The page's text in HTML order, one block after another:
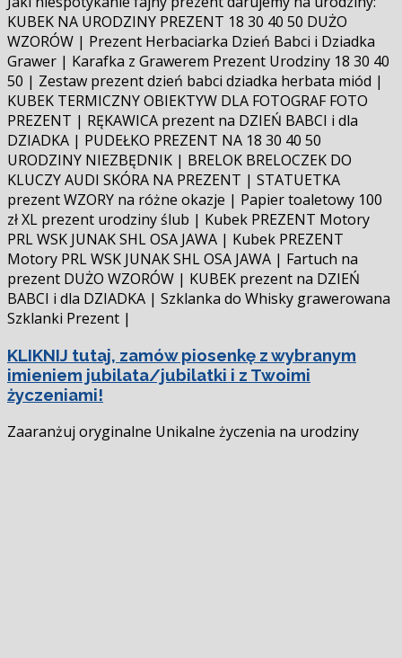
się
KUBEK NA URODZINY PREZENT 18 30 40 50 DUŻO
WZORÓW | Prezent Herbaciarka Dzień Babci i Dziadka
Grawer | Karafka z Grawerem Prezent Urodziny 18 30 40
50 | Zestaw prezent dzień babci dziadka herbata miód |
KUBEK TERMICZNY OBIEKTYW DLA FOTOGRAF FOTO
PREZENT | RĘKAWICA prezent na DZIEŃ BABCI i dla
DZIADKA | PUDEŁKO PREZENT NA 18 30 40 50
URODZINY NIEZBĘDNIK | BRELOK BRELOCZEK DO
KLUCZY AUDI SKÓRA NA PREZENT | STATUETKA
prezent WZORY na różne okazje | Papier toaletowy 100
zł XL prezent urodziny ślub | Kubek PREZENT Motory
PRL WSK JUNAK SHL OSA JAWA | Kubek PREZENT
Motory PRL WSK JUNAK SHL OSA JAWA | Fartuch na
prezent DUŻO WZORÓW | KUBEK prezent na DZIEŃ
BABCI i dla DZIADKA | Szklanka do Whisky grawerowana
Szklanki Prezent |
KLIKNIJ tutaj, zamów piosenkę z wybranym
imieniem jubilata/jubilatki i z Twoimi
życzeniami!
Zaaranżuj oryginalne Unikalne życzenia na urodziny